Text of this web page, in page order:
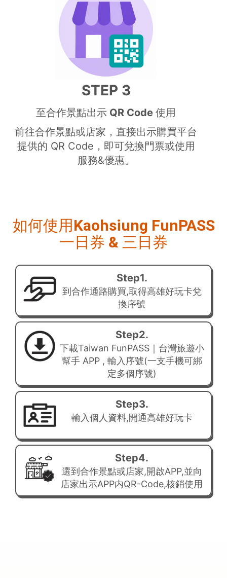
STEP 3
至合作景點出示 QR Code 使用
前往合作景點或店家，直接出示購買平台
提供的 QR Code，即可兌換門票或使用
服務&優惠。
如何使用Kaohsiung FunPASS
一日券 & 三日券
Step1.
到合作通路購買,取得高雄好玩卡兌
換序號
Step2.
下載Taiwan FunPASS｜台灣旅遊小
幫手 APP , 輸入序號(一支手機可綁
定多個序號)
Step3.
輸入個人資料,開通高雄好玩卡
Step4.
選到合作景點或店家,開啟APP,並向
店家出示APP内QR-Code,核銷使用